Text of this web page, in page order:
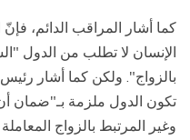
كما أشار المراقب الدائم،
الإنسان لا تطلب من الدول
بالزواج". ولكن كما أشار رئيس
تكون الدول ملزمة بـ"ضمان
وغير المرتبط بالزواج